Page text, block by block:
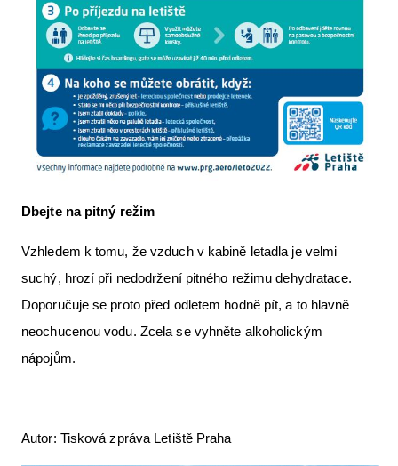
Dbejte na pitný režim
Vzhledem k tomu, že vzduch v kabině letadla je velmi
suchý, hrozí při nedodržení pitného režimu dehydratace.
Doporučuje se proto před odletem hodně pít, a to hlavně
neochucenou vodu. Zcela se vyhněte alkoholickým
nápojům.
Autor: Tisková zpráva Letiště Praha